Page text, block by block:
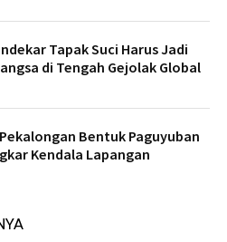
Tapak Suci Harus Jadi
di Tengah Gejolak Global
Bentuk Paguyuban
Kendala Lapangan